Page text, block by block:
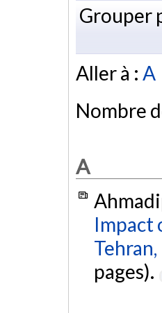
Grouper
Aller à : A
Nombre
A
Impact
Tehran,
pages).